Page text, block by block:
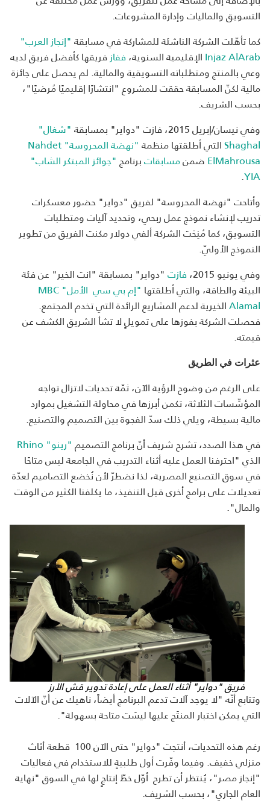
التسويق والماليات وإدارة المشروعات.
كما تأهّلت الشركة الناشئة للمشاركة في مسابقة"إنجاز العرب"
Injaz AlArabالإقليمية السنوية،ففازفريقها كأفضل فريق لديه
وعي بالمنتج ومتطلباته التسويقية والمالية. لم يحصل على جائزة
مالية لكنّ المسابقة حققت للمشروع "انتشارًا إقليميًا مُرضيًا"،
بحسب الشريف.
وفي نيسان/إبريل 2015، فازت "دواير" بمسابقة
"شغال"
Shaghalالتي أطلقتها منظمة"نهضة المحروسة"Nahdet
ElMahrousaضمنمسابقاتبرنامج"جوائز المبتكر الشاب"
YIA
.
وأتاحت "نهضة المحروسة" لفريق "دواير" حضور معسكرات
تدريب لإنشاء نموذج عمل ربحي، وتحديد آليات ومتطلبات
التسويق، كما مُنِحَت الشركة ألفي دولار مكنت الفريق من تطوير
النموذج الأوليّ.
وفي يونيو 2015،
فازت"دواير" بمسابقة "انت الخير" عن فئة
البيئة والطاقة، والتي أطلقتها "إم بي سي الأمل"MBC
Alamalالخيرية لدعم المشاريع الرائدة التي تخدم المجتمع.
فحصلت الشركة بفوزها على تمويلٍ لا تشأ الشريق الكشف عن
قيمته.
عثرات في الطريق
على الرغم من وضوح الرؤية الآن، ثمّة تحديات لاتزال تواجه
المؤسِّسات الثلاثة، تكمن أبرزها في محاولة التشغيل بموارد
مالية بسيطة، ويلي ذلك سدّ الفجوة بين التصميم والتصنيع.
في هذا الصدد، تشرح شريف أنّ برنامج التصميم"رينو" Rhino
الذي "احترفنا العمل عليه أثناء التدريب في الجامعة ليس متاحًا
في سوق التصنيع المصرية، لذا نضطرّ لأن نُخضع التصاميم لعدّة
تعديلات على برامج أخرى قبل التنفيذ، ما يكلفنا الكثير من الوقت
والمال".
فريق "دواير" أثناء العمل على إعادة تدوير قش الأرز
وتتابع أنّه "لا يوجد آلات تدعم البرنامج أيضاً، ناهيك عن أنّ الآلات
التي يمكن اختبار المنتَج عليها ليسَت متاحة بسهولة".
رغم هذه التحديات، أنتجت "دواير" حتى الآن 100 قطعة أثاث
منزلي خفيف. وفيما وفّرت أول طلبيةٍ للاستخدام في فعاليات
"إنجاز مصر"، يُنتظر أن تطرح أوّل خطّ إنتاجٍ لها في السوق "نهاية
العام الجاري"، بحسب الشريف.